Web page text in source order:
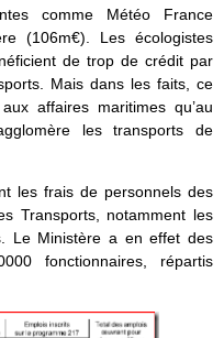
comme Météo France
(106m€). Les écologistes
de trop de crédit par
Mais dans les faits, ce
affaires maritimes qu’au
les transports de
les frais de personnels des
Transports, notamment les
Le Ministère a en effet des
fonctionnaires, répartis